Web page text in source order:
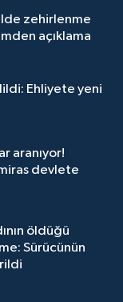
zehirlenme
açıklama
Ehliyete yeni
aranıyor!
devlete
öldüğü
Sürücünün